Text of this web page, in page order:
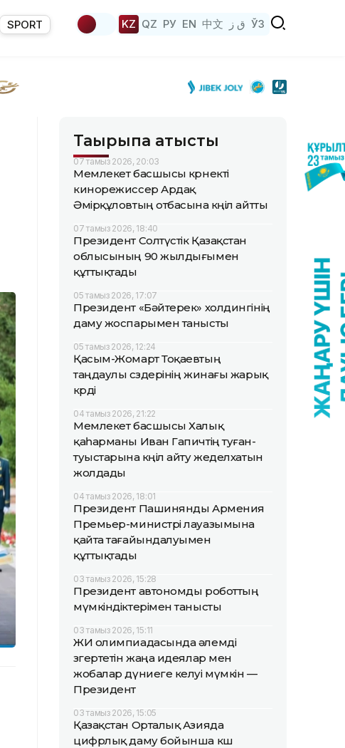
SPORT KZ QZ РУ EN 中文 ق ز ЎЗ
Тақырыпқа қатысты
07 тамыз 2026, 20:03
Мемлекет басшысы көрнекті
кинорежиссер Ардақ
Әмірқұловтың отбасына көңіл айтты
07 тамыз 2026, 18:40
Президент Солтүстік Қазақстан
облысының 90 жылдығымен
құттықтады
05 тамыз 2026, 17:07
Президент «Бәйтерек» холдингінің
даму жоспарымен танысты
05 тамыз 2026, 12:24
Қасым-Жомарт Тоқаевтың
таңдаулы сөздерінің жинағы жарық
көрді
04 тамыз 2026, 21:22
Мемлекет басшысы Халық
қаһарманы Иван Гапичтің туған-
туыстарына көңіл айту жеделхатын
жолдады
04 тамыз 2026, 18:01
Президент Пашинянды Армения
Премьер-министрі лауазымына
қайта тағайындалуымен
құттықтады
03 тамыз 2026, 15:28
Президент автономды роботтың
мүмкіндіктерімен танысты
03 тамыз 2026, 15:11
ЖИ олимпиадасында әлемді
өзгертетін жаңа идеялар мен
жобалар дүниеге келуі мүмкін —
Президент
03 тамыз 2026, 15:05
Қазақстан Орталық Азияда
цифрлық даму бойынша көш